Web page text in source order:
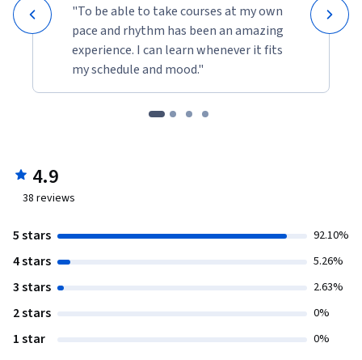
"To be able to take courses at my own
pace and rhythm has been an amazing
experience. I can learn whenever it fits
my schedule and mood."
4.9
38 reviews
5 stars 92.10%
4 stars 5.26%
3 stars 2.63%
2 stars 0%
1 star 0%